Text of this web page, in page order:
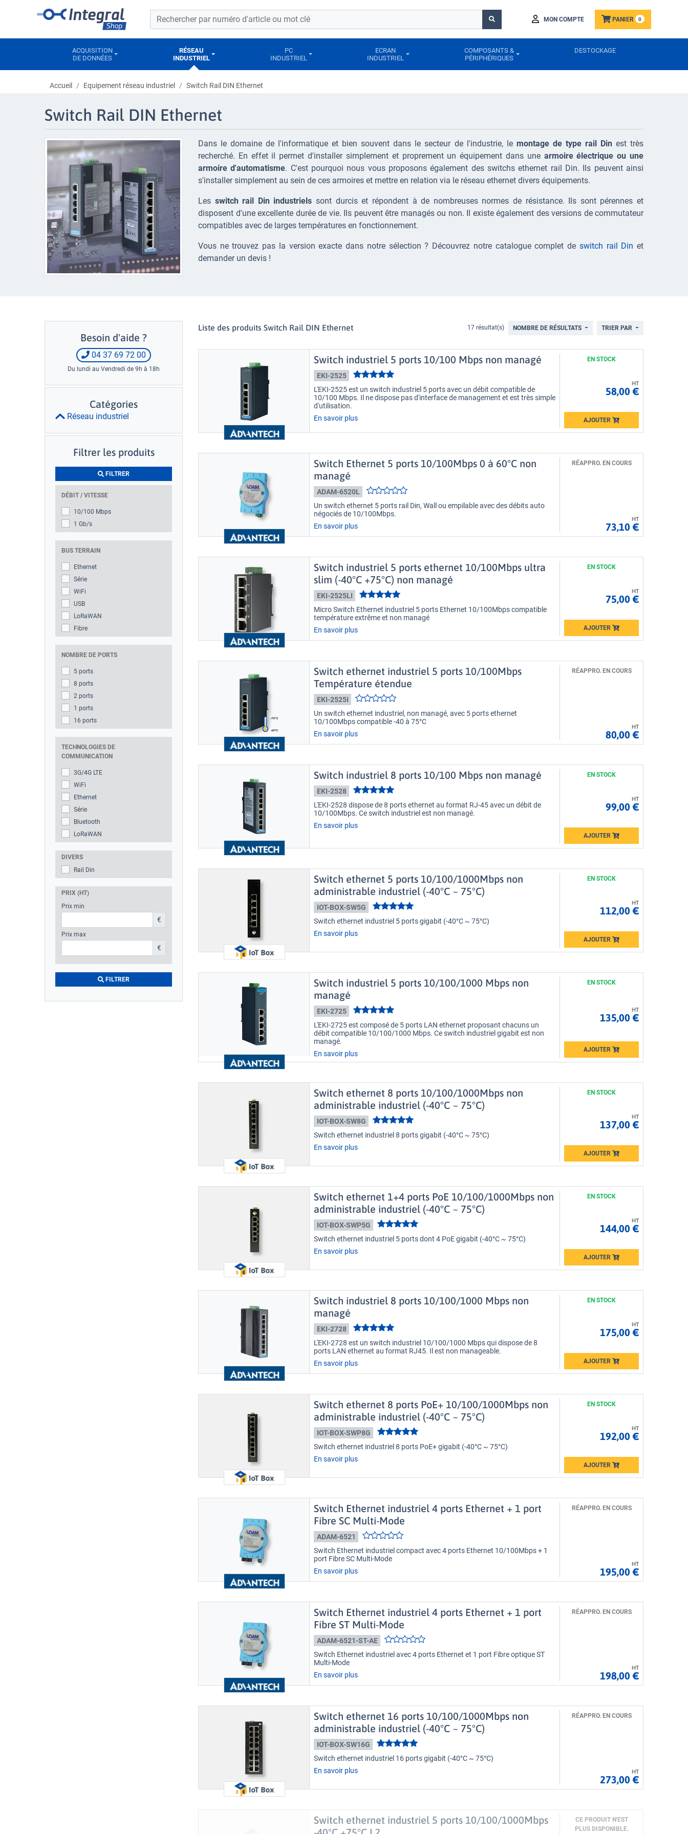
Barre de recherche
Barre de recherche MON COMPTE PANIER 0
ACQUISITION
DE DONNÉES
RÉSEAU
INDUSTRIEL
PC
INDUSTRIEL
ECRAN
INDUSTRIEL
COMPOSANTS &
PÉRIPHÉRIQUES
DESTOCKAGE
Accueil Equipement réseau industriel Switch Rail DIN Ethernet
Switch Rail DIN Ethernet
Dans le domaine de l'informatique et bien souvent dans le secteur de l'industrie, le montage de type rail Dinest très
recherché. En effet il permet d'installer simplement et proprement un équipement dans une armoire électrique ou une
armoire d'automatisme. C'est pourquoi nous vous proposons également des switchs ethernet rail Din. Ils peuvent ainsi
s'installer simplement au sein de ces armoires et mettre en relation via le réseau ethernet divers équipements.
Les switch rail Din industriels sont durcis et répondent à de nombreuses normes de résistance. Ils sont pérennes et
disposent d'une excellente durée de vie. Ils peuvent être managés ou non. Il existe également des versions de commutateur
compatibles avec de larges températures en fonctionnement.
Vous ne trouvez pas la version exacte dans notre sélection ? Découvrez notre catalogue complet de switch rail Din et
demander un devis !
Besoin d'aide ?
04 37 69 72 00
Du lundi au Vendredi de 9h à 18h
Catégories
Réseau industriel
Filtrer les produits
FILTRER
DÉBIT / VITESSE
10/100 Mbps
1 Gb/s
BUS TERRAIN
Ethernet
Série
WiFi
USB
LoRaWAN
Fibre
NOMBRE DE PORTS
5 ports
8 ports
2 ports
1 ports
16 ports
TECHNOLOGIES DE
COMMUNICATION
3G/4G LTE
WiFi
Ethernet
Série
Bluetooth
LoRaWAN
DIVERS
Rail Din
PRIX (HT)
Prix min
€
Prix max
€
FILTRER
Liste des produits Switch Rail DIN Ethernet 17 résultat(s) NOMBRE DE RÉSULTATS TRIER PAR
Switch industriel 5 ports 10/100 Mbps non managé
EKI-2525
L'EKI-2525 est un switch industriel 5 ports avec un débit compatible de
10/100 Mbps. Il ne dispose pas d'interface de management et est très simple
d'utilisation.
En savoir plus
EN STOCK
HT
58,00 €
AJOUTER
Loading...
Switch Ethernet 5 ports 10/100Mbps 0 à 60°C non
managé
ADAM-6520L
Un switch ethernet 5 ports rail Din, Wall ou empilable avec des débits auto
négociés de 10/100Mbps.
En savoir plus
RÉAPPRO. EN COURS
HT
73,10 €
Switch industriel 5 ports ethernet 10/100Mbps ultra
slim (-40°C +75°C) non managé
EKI-2525LI
Micro Switch Ethernet industriel 5 ports Ethernet 10/100Mbps compatible
température extrême et non managé
En savoir plus
EN STOCK
HT
75,00 €
AJOUTER
Loading...
Switch ethernet industriel 5 ports 10/100Mbps
Température étendue
EKI-2525I
Un switch ethernet industriel, non managé, avec 5 ports ethernet
10/100Mbps compatible -40 à 75°C
En savoir plus
RÉAPPRO. EN COURS
HT
80,00 €
Switch industriel 8 ports 10/100 Mbps non managé
EKI-2528
L'EKI-2528 dispose de 8 ports ethernet au format RJ-45 avec un débit de
10/100Mbps. Ce switch industriel est non managé.
En savoir plus
EN STOCK
HT
99,00 €
AJOUTER
Loading...
Switch ethernet 5 ports 10/100/1000Mbps non
administrable industriel (-40°C ~ 75°C)
IOT-BOX-SW5G
Switch ethernet industriel 5 ports gigabit (-40°C ~ 75°C)
En savoir plus
EN STOCK
HT
112,00 €
AJOUTER
Loading...
Switch industriel 5 ports 10/100/1000 Mbps non
managé
EKI-2725
L'EKI-2725 est composé de 5 ports LAN ethernet proposant chacuns un
débit compatible 10/100/1000 Mbps. Ce switch industriel gigabit est non
managé.
En savoir plus
EN STOCK
HT
135,00 €
AJOUTER
Loading...
Switch ethernet 8 ports 10/100/1000Mbps non
administrable industriel (-40°C ~ 75°C)
IOT-BOX-SW8G
Switch ethernet industriel 8 ports gigabit (-40°C ~ 75°C)
En savoir plus
EN STOCK
HT
137,00 €
AJOUTER
Loading...
Switch ethernet 1+4 ports PoE 10/100/1000Mbps non
administrable industriel (-40°C ~ 75°C)
IOT-BOX-SWP5G
Switch ethernet industriel 5 ports dont 4 PoE gigabit (-40°C ~ 75°C)
En savoir plus
EN STOCK
HT
144,00 €
AJOUTER
Loading...
Switch industriel 8 ports 10/100/1000 Mbps non
managé
EKI-2728
L'EKI-2728 est un switch industriel 10/100/1000 Mbps qui dispose de 8
ports LAN ethernet au format RJ45. Il est non manageable.
En savoir plus
EN STOCK
HT
175,00 €
AJOUTER
Loading...
Switch ethernet 8 ports PoE+ 10/100/1000Mbps non
administrable industriel (-40°C ~ 75°C)
IOT-BOX-SWP8G
Switch ethernet industriel 8 ports PoE+ gigabit (-40°C ~ 75°C)
En savoir plus
EN STOCK
HT
192,00 €
AJOUTER
Loading...
Switch Ethernet industriel 4 ports Ethernet + 1 port
Fibre SC Multi-Mode
ADAM-6521
Switch Ethernet industriel compact avec 4 ports Ethernet 10/100Mbps + 1
port Fibre SC Multi-Mode
En savoir plus
RÉAPPRO. EN COURS
HT
195,00 €
Switch Ethernet industriel 4 ports Ethernet + 1 port
Fibre ST Multi-Mode
ADAM-6521-ST-AE
Switch Ethernet industriel avec 4 ports Ethernet et 1 port Fibre optique ST
Multi-Mode
En savoir plus
RÉAPPRO. EN COURS
HT
198,00 €
Switch ethernet 16 ports 10/100/1000Mbps non
administrable industriel (-40°C ~ 75°C)
IOT-BOX-SW16G
Switch ethernet industriel 16 ports gigabit (-40°C ~ 75°C)
En savoir plus
RÉAPPRO. EN COURS
HT
273,00 €
Switch ethernet industriel 5 ports 10/100/1000Mbps
CE PRODUIT N'EST
PLUS DISPONIBLE.